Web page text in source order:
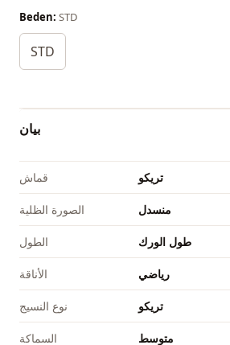
Beden: STD
STD
بيان
قماش تريكو
الصورة الظلية منسدل
الطول طول الورك
الأناقة رياضي
نوع النسيج تريكو
السماكة متوسط